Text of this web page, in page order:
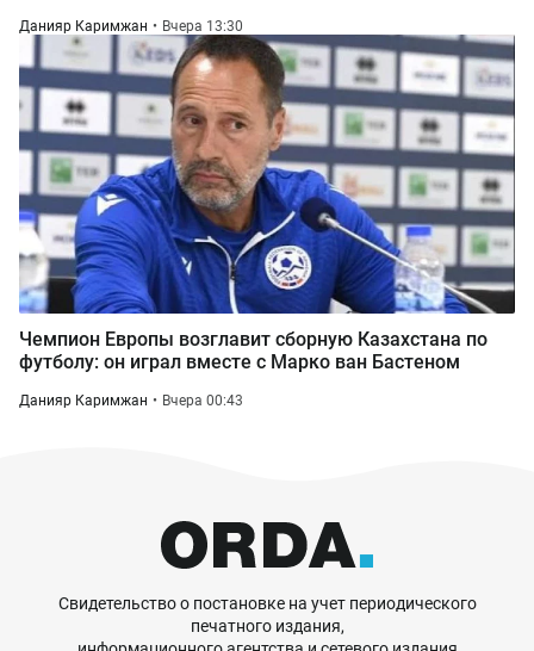
Данияр Каримжан Вчера 13:30
Чемпион Европы возглавит сборную Казахстана по
футболу: он играл вместе с Марко ван Бастеном
Данияр Каримжан Вчера 00:43
Свидетельство о постановке на учет периодического
печатного издания,